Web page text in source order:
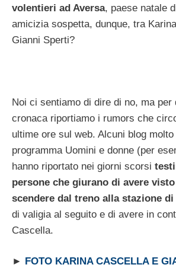
volentieri ad Aversa, paese natale
amicizia sospetta, dunque, tra
Gianni Sperti?
Noi ci sentiamo di dire di no, ma per
cronaca riportiamo i rumors che
ultime ore sul web. Alcuni blog
programma Uomini e donne (per
hanno riportato nei giorni scorsi
persone che giurano di avere
scendere dal treno alla stazione di
di valigia al seguito e di avere in
Cascella.
►
FOTO KARINA CASCELLA E